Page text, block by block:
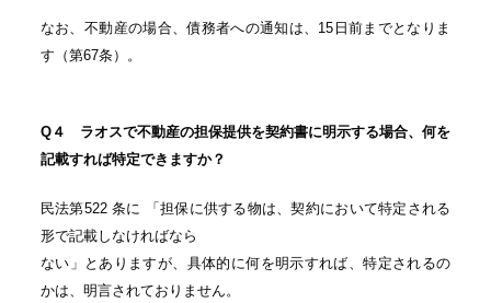
なお、不動産の場合、債務者への通知は、15日前までとなりま
す（第67条）。
Q４ ラオスで不動産の担保提供を契約書に明示する場合、何を
記載すれば特定できますか？
民法第522 条に 「担保に供する物は、契約において特定される
形で記載しなければなら
ない」とありますが、具体的に何を明示すれば、特定されるの
かは、明言されておりません。